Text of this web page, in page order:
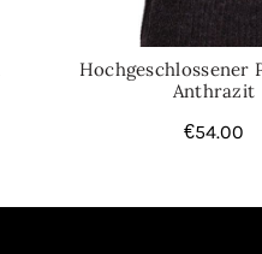
Hochgeschlossener
Anthrazit
€54.00